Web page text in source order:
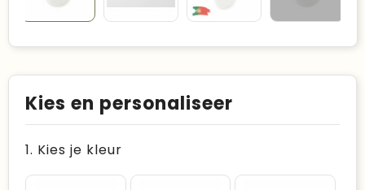
Kies en personaliseer
1. Kies je kleur